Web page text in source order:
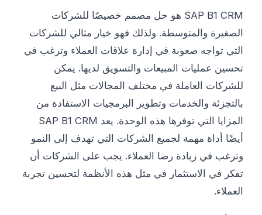
SAP B1 CRM هو حل مصمم خصيصًا للشركات
الصغيرة والمتوسطة. ولذلك فهو خيار مثالي للشركات
التي تواجه صعوبة في إدارة علاقات العملاء وترغب في
تحسين عمليات المبيعات والتسويق لديها. يمكن
للشركات العاملة في مختلف المجالات مثل البيع
بالتجزئة والخدمات وتطوير البرمجيات الاستفادة من
المزايا التي توفرها هذه الوحدة. يعد SAP B1 CRM
أيضًا أداة مهمة لجميع الشركات التي تهدف إلى النمو
وترغب في زيادة رضا العملاء. يجب على الشركات أن
تفكر في الاستثمار في مثل هذه الأنظمة لتحسين تجربة
العملاء.